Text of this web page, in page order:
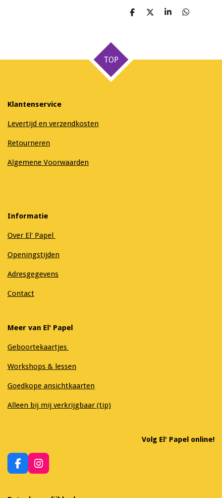
D
D
S
D
TOP
Klantenservice
Levertijd en verzendkosten
Retourneren
Algemene Voorwaarden
Informatie
Over El' Papel
Openingstijden
Adresgegevens
Contact
Meer van El' Papel
Geboortekaartjes
Workshops & lessen
Goedkope ansichtkaarten
Alleen bij mij verkrijgbaar (tip)
Volg El' Papel online!
F
a
e
I
n